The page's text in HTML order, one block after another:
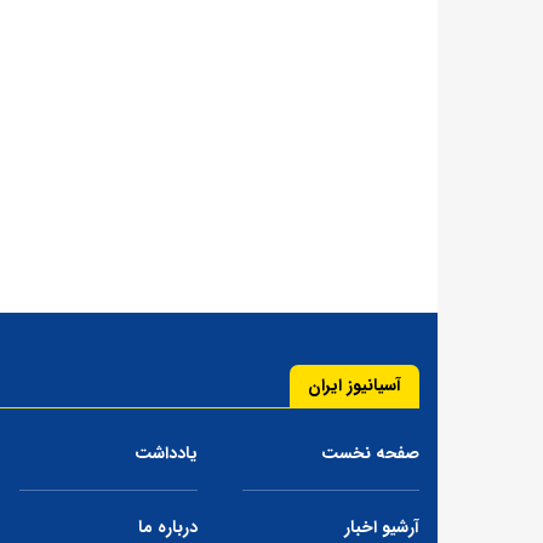
آسیانیوز ایران
صفحه نخست یادداشت
آرشیو اخبار درباره ما